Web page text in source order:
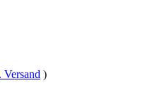
Versand )